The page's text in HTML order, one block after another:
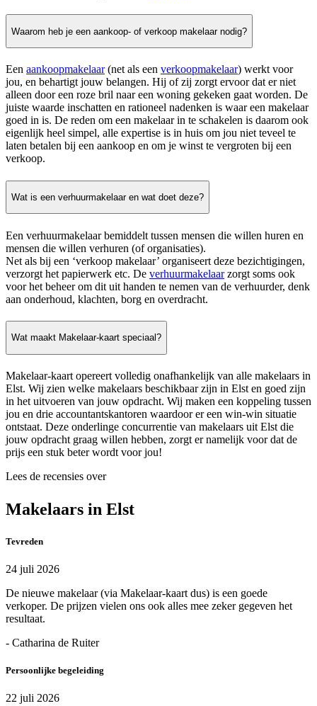
Waarom heb je een aankoop- of verkoop makelaar nodig?
Een aankoopmakelaar(net als een verkoopmakelaar) werkt voor
jou, en behartigt jouw belangen. Hij of zij zorgt ervoor dat er niet
alleen door een roze bril naar een woning gekeken gaat worden. De
juiste waarde inschatten en rationeel nadenken is waar een makelaar
goed in is. De reden om een makelaar in te schakelen is daarom ook
eigenlijk heel simpel, alle expertise is in huis om jou niet teveel te
laten betalen bij een aankoop en om je winst te vergroten bij een
verkoop.
Wat is een verhuurmakelaar en wat doet deze?
Een verhuurmakelaar bemiddelt tussen mensen die willen huren en
mensen die willen verhuren (of organisaties).
Net als bij een ‘verkoop makelaar’ organiseert deze bezichtigingen,
verzorgt het papierwerk etc. De verhuurmakelaarzorgt soms ook
voor het beheer om dit uit handen te nemen van de verhuurder, denk
aan onderhoud, klachten, borg en overdracht.
Wat maakt Makelaar-kaart speciaal?
Makelaar-kaart opereert volledig onafhankelijk van alle makelaars in
Elst. Wij zien welke makelaars beschikbaar zijn in Elst en goed zijn
in het uitvoeren van jouw opdracht. Wij maken een koppeling tussen
jou en drie accountantskantoren waardoor er een win-win situatie
ontstaat. Deze onderlinge concurrentie van makelaars uit Elst die
jouw opdracht graag willen hebben, zorgt er namelijk voor dat de
prijs een stuk beter wordt voor jou!
Lees de recensies over
Makelaars in Elst
Tevreden
24 juli 2026
De nieuwe makelaar (via Makelaar-kaart dus) is een goede
verkoper. De prijzen vielen ons ook alles mee zeker gegeven het
resultaat.
- Catharina de Ruiter
Persoonlijke begeleiding
22 juli 2026